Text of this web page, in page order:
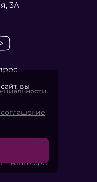
3А
соглашение
Компани»
– Вангер.рф
вы